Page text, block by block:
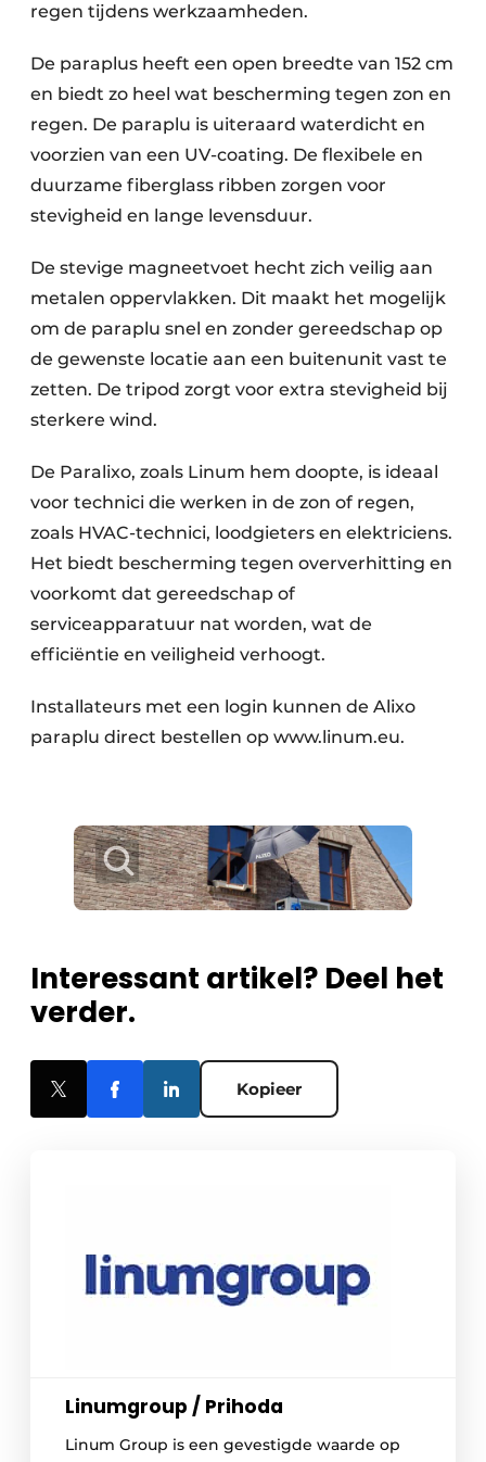
regen tijdens werkzaamheden.
De paraplus heeft een open breedte van 152 cm
en biedt zo heel wat bescherming tegen zon en
regen. De paraplu is uiteraard waterdicht en
voorzien van een UV-coating. De flexibele en
duurzame fiberglass ribben zorgen voor
stevigheid en lange levensduur.
De stevige magneetvoet hecht zich veilig aan
metalen oppervlakken. Dit maakt het mogelijk
om de paraplu snel en zonder gereedschap op
de gewenste locatie aan een buitenunit vast te
zetten. De tripod zorgt voor extra stevigheid bij
sterkere wind.
De Paralixo, zoals Linum hem doopte, is ideaal
voor technici die werken in de zon of regen,
zoals HVAC-technici, loodgieters en elektriciens.
Het biedt bescherming tegen oververhitting en
voorkomt dat gereedschap of
serviceapparatuur nat worden, wat de
efficiëntie en veiligheid verhoogt.
Installateurs met een login kunnen de Alixo
paraplu direct bestellen op www.linum.eu.
Interessant artikel? Deel het
verder.
Kopieer
Linumgroup / Prihoda
Linum Group is een gevestigde waarde op